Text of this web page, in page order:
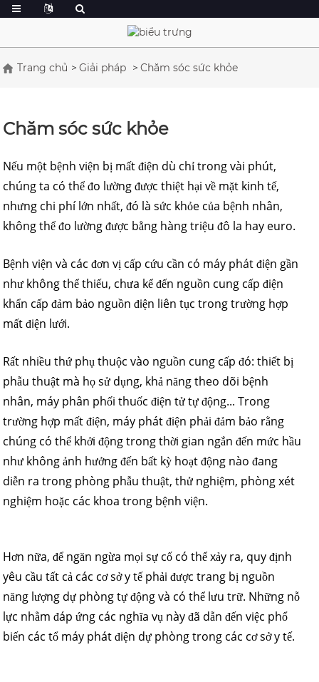
Trang chủ Giải pháp Chăm sóc sức khỏe
Chăm sóc sức khỏe
Nếu một bệnh viện bị mất điện dù chỉ trong vài phút,
chúng ta có thể đo lường được thiệt hại về mặt kinh tế,
nhưng chi phí lớn nhất, đó là sức khỏe của bệnh nhân,
không thể đo lường được bằng hàng triệu đô la hay euro.
Bệnh viện và các đơn vị cấp cứu cần có máy phát điện gần
như không thể thiếu, chưa kể đến nguồn cung cấp điện
khẩn cấp đảm bảo nguồn điện liên tục trong trường hợp
mất điện lưới.
Rất nhiều thứ phụ thuộc vào nguồn cung cấp đó: thiết bị
phẫu thuật mà họ sử dụng, khả năng theo dõi bệnh
nhân, máy phân phối thuốc điện tử tự động... Trong
trường hợp mất điện, máy phát điện phải đảm bảo rằng
chúng có thể khởi động trong thời gian ngắn đến mức hầu
như không ảnh hưởng đến bất kỳ hoạt động nào đang
diễn ra trong phòng phẫu thuật, thử nghiệm, phòng xét
nghiệm hoặc các khoa trong bệnh viện.
Hơn nữa, để ngăn ngừa mọi sự cố có thể xảy ra, quy định
yêu cầu tất cả các cơ sở y tế phải được trang bị nguồn
năng lượng dự phòng tự động và có thể lưu trữ. Những nỗ
lực nhằm đáp ứng các nghĩa vụ này đã dẫn đến việc phổ
biến các tổ máy phát điện dự phòng trong các cơ sở y tế.